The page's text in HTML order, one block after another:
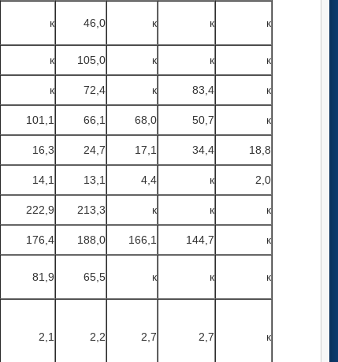
к 46,0 к к к
к 105,0 к к
к
к 72,4 к 83,4
к
101,1 66,1 68,0 50,7
к
16,3 24,7 17,1 34,4
18,8
14,1 13,1 4,4 к
2,0
222,9 213,3 к к
к
176,4 188,0 166,1 144,7
к
81,9 65,5 к к к
2,1 2,2 2,7 2,7 к